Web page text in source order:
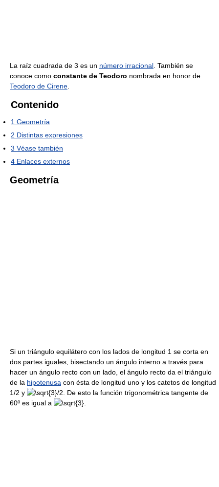
La raíz cuadrada de 3 es un número irracional . También se
conoce como constante de Teodoro nombrada en honor de
Teodoro de Cirene
Contenido
1 Geometría
2 Distintas expresiones
3 Véase también
4 Enlaces externos
Geometría
Si un triángulo equilátero con los lados de longitud 1 se corta en
dos partes iguales, bisectando un ángulo interno a través para
hacer un ángulo recto con un lado, el ángulo recto da el triángulo
de la hipotenusa con ésta de longitud uno y los catetos de longitud
1/2 y
. De esto la función trigonométrica tangente de
60º es igual a